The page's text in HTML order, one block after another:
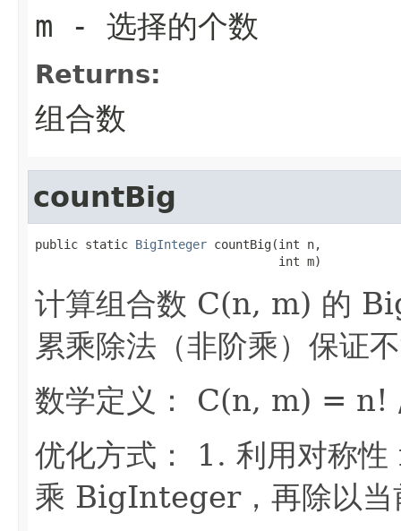
m - 选择的个数
Returns:
组合数
countBig
public static BigInteger countBig(int n,
                                  int m)
计算组合数 C(n, m) 的
累乘除法（非阶乘）保证
数学定义： C(n, m) =
优化方式： 1. 利用对称
乘 BigInteger，再除以当